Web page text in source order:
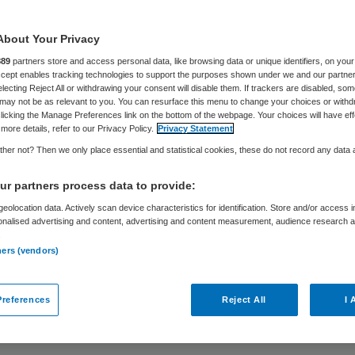
Manja Bomhoff12 juni 2019
u het liefst over uw belevenissen in een
in de hoop dat de organisatie er wat aan
betrokken en goed geïnformeerde vrijwilligers?
weten we zeker dat we in 2020 een nieuwe
(Wmcz) in de zorg krijgen. Volgens
de wensen en meningen van cliënten
De zorginstelling moet hen hierbij helpen.
ogen had? Bespreekt u uw ervaringen het
Your Privacy
partners store and access personal data, like browsing data or unique identifiers, on your
enables tracking technologies to support the purposes shown under we and our
Reject All or withdrawing your consent will disable them. If trackers are disabled,
not be as relevant to you. You can resurface this menu to change your choices or
the Manage Preferences link on the bottom of the webpage. Your choices will have
details, refer to our Privacy Policy. Privacy Statement
not? Then we only place essential and statistical cookies, these do not record any data
partners process data to provide:
data. Actively scan device characteristics for identification. Store and/or access
advertising and content, advertising and content measurement, audience research
(vendors)
Reject All I